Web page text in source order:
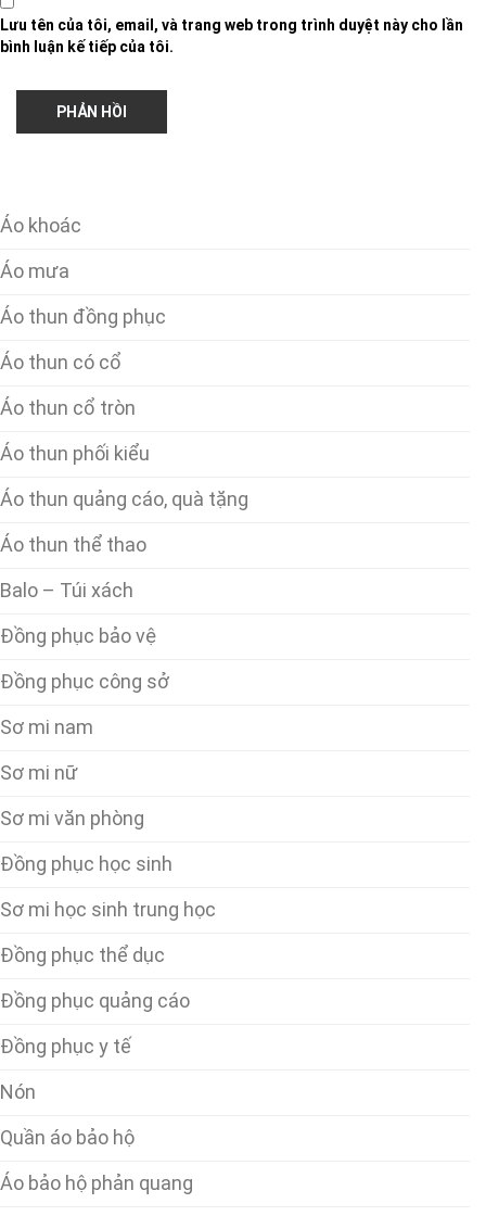
Lưu tên của tôi, email, và trang web trong trình duyệt này cho lần
bình luận kế tiếp của tôi.
Áo khoác
Áo mưa
Áo thun đồng phục
Áo thun có cổ
Áo thun cổ tròn
Áo thun phối kiểu
Áo thun quảng cáo, quà tặng
Áo thun thể thao
Balo – Túi xách
Đồng phục bảo vệ
Đồng phục công sở
Sơ mi nam
Sơ mi nữ
Sơ mi văn phòng
Đồng phục học sinh
Sơ mi học sinh trung học
Đồng phục thể dục
Đồng phục quảng cáo
Đồng phục y tế
Nón
Quần áo bảo hộ
Áo bảo hộ phản quang